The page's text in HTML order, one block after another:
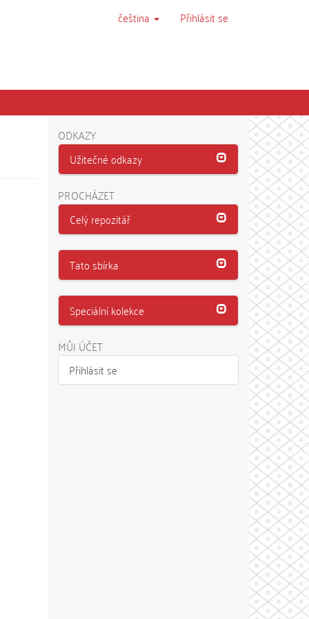
čeština Přihlásit se
ODKAZY
Užitečné odkazy
PROCHÁZET
Celý repozitář
Tato sbírka
Speciální kolekce
MŮJ ÚČET
Přihlásit se